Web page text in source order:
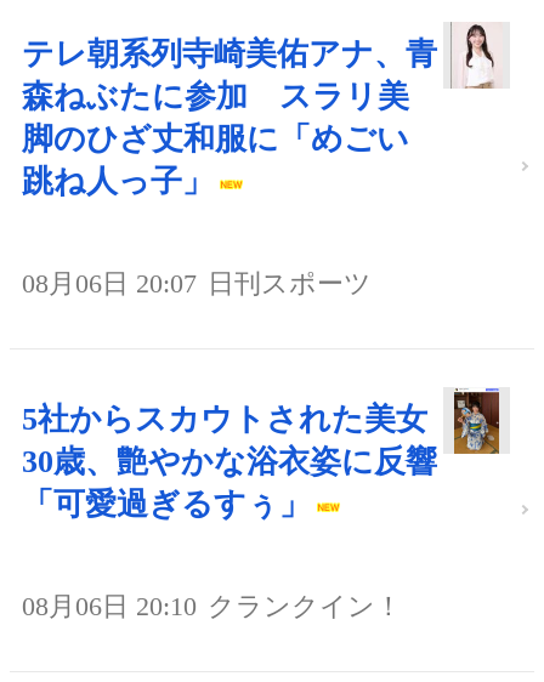
テレ朝系列寺崎美佑アナ、青
森ねぶたに参加 スラリ美
脚のひざ丈和服に「めごい
跳ね人っ子」
08月06日 20:07 日刊スポーツ
5社からスカウトされた美女
30歳、艶やかな浴衣姿に反響
「可愛過ぎるすぅ」
08月06日 20:10 クランクイン！